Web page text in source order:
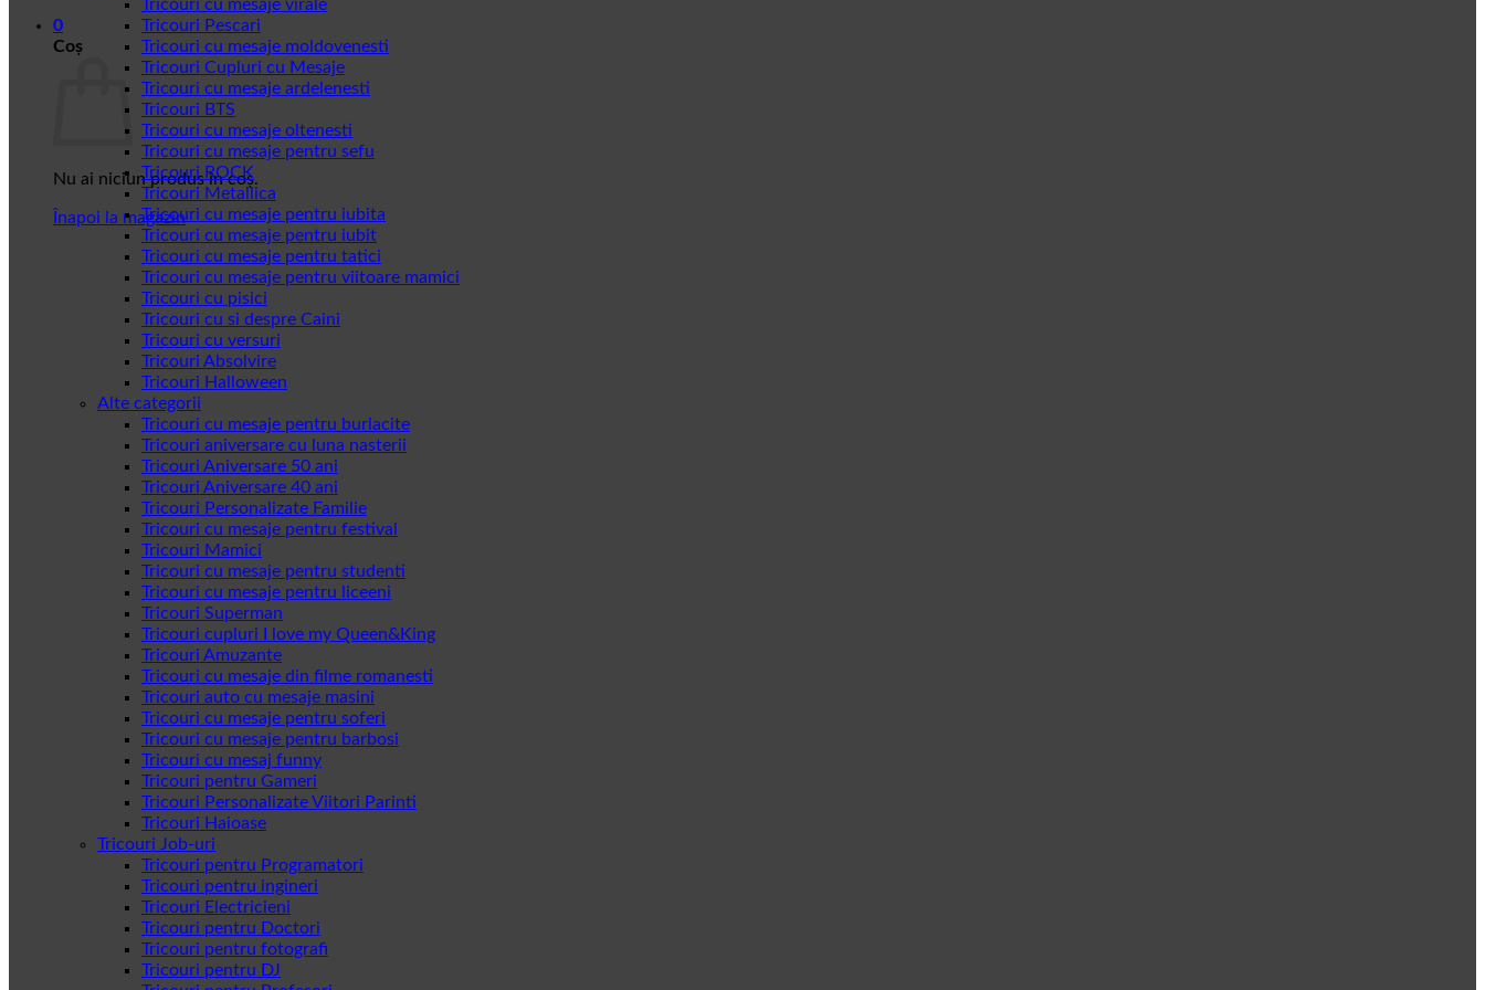
0
Coș
Nu ai niciun produs în coș.
Înapoi la magazin
Tricouri cu mesaje virale
Tricouri Pescari
Tricouri cu mesaje moldovenesti
Tricouri Cupluri cu Mesaje
Tricouri cu mesaje ardelenesti
Tricouri BTS
Tricouri cu mesaje oltenesti
Tricouri cu mesaje pentru sefu
Tricouri ROCK
Tricouri Metallica
Tricouri cu mesaje pentru iubita
Tricouri cu mesaje pentru iubit
Tricouri cu mesaje pentru tatici
Tricouri cu mesaje pentru viitoare mamici
Tricouri cu pisici
Tricouri cu si despre Caini
Tricouri cu versuri
Tricouri Absolvire
Tricouri Halloween
Alte categorii
Tricouri cu mesaje pentru burlacite
Tricouri aniversare cu luna nasterii
Tricouri Aniversare 50 ani
Tricouri Aniversare 40 ani
Tricouri Personalizate Familie
Tricouri cu mesaje pentru festival
Tricouri Mamici
Tricouri cu mesaje pentru studenti
Tricouri cu mesaje pentru liceeni
Tricouri Superman
Tricouri cupluri I love my Queen&King
Tricouri Amuzante
Tricouri cu mesaje din filme romanesti
Tricouri auto cu mesaje masini
Tricouri cu mesaje pentru soferi
Tricouri cu mesaje pentru barbosi
Tricouri cu mesaj funny
Tricouri pentru Gameri
Tricouri Personalizate Viitori Parinti
Tricouri Haioase
Tricouri Job-uri
Tricouri pentru Programatori
Tricouri pentru ingineri
Tricouri Electricieni
Tricouri pentru Doctori
Tricouri pentru fotografi
Tricouri pentru DJ